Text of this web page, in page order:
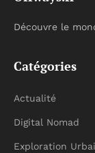
Découvre le
Catégories
Actualité
Digital Nomad
Exploration